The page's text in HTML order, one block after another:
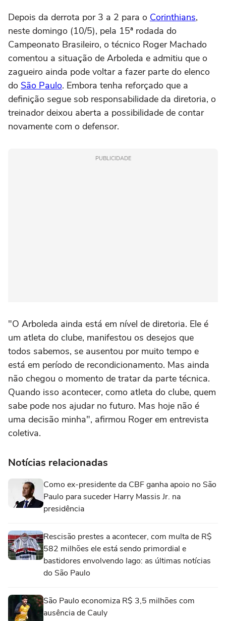
Depois da derrota por 3 a 2 para o Corinthians,
neste domingo (10/5), pela 15ª rodada do
Campeonato Brasileiro, o técnico Roger Machado
comentou a situação de Arboleda e admitiu que o
zagueiro ainda pode voltar a fazer parte do elenco
do São Paulo. Embora tenha reforçado que a
definição segue sob responsabilidade da diretoria, o
treinador deixou aberta a possibilidade de contar
novamente com o defensor.
PUBLICIDADE
"O Arboleda ainda está em nível de diretoria. Ele é
um atleta do clube, manifestou os desejos que
todos sabemos, se ausentou por muito tempo e
está em período de recondicionamento. Mas ainda
não chegou o momento de tratar da parte técnica.
Quando isso acontecer, como atleta do clube, quem
sabe pode nos ajudar no futuro. Mas hoje não é
uma decisão minha", afirmou Roger em entrevista
coletiva.
Notícias relacionadas
Como ex-presidente da CBF ganha apoio no São
Paulo para suceder Harry Massis Jr. na
presidência
Rescisão prestes a acontecer, com multa de R$
582 milhões ele está sendo primordial e
bastidores envolvendo Iago: as últimas notícias
do São Paulo
São Paulo economiza R$ 3,5 milhões com
ausência de Cauly